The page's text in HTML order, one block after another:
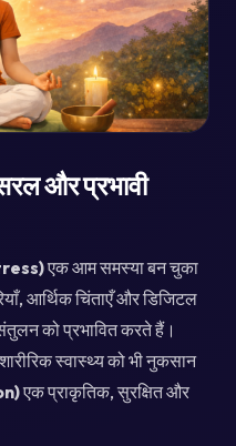
और प्रभावी
एक आम समस्या बन चुका
आर्थिक चिंताएँ और डिजिटल
को प्रभावित करते हैं।
स्वास्थ्य को भी नुकसान
एक प्राकृतिक, सुरक्षित और